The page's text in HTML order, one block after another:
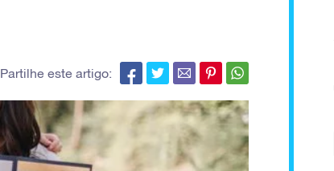
Partilhe este artigo: